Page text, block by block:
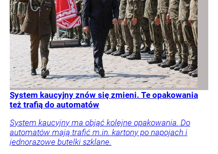
System kaucyjny znów się zmieni. Te opakowania
też trafią do automatów
System kaucyjny ma objąć kolejne opakowania. Do
automatów mają trafić m.in. kartony po napojach i
jednorazowe butelki szklane.